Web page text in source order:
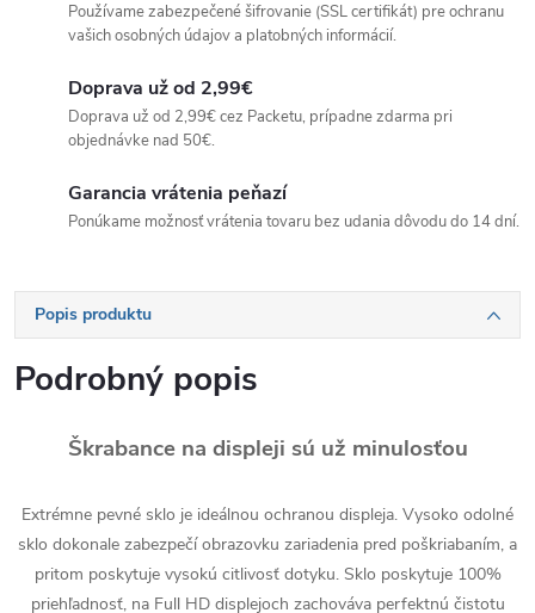
Používame zabezpečené šifrovanie (SSL certifikát) pre ochranu
vašich osobných údajov a platobných informácií.
Doprava už od 2,99€
Doprava už od 2,99€ cez Packetu, prípadne zdarma pri
objednávke nad 50€.
Garancia vrátenia peňazí
Ponúkame možnosť vrátenia tovaru bez udania dôvodu do 14 dní.
Popis produktu
Podrobný popis
Škrabance na displeji sú už minulosťou
Extrémne pevné sklo je ideálnou ochranou displeja. Vysoko odolné
sklo dokonale zabezpečí obrazovku zariadenia pred poškriabaním, a
pritom poskytuje vysokú citlivosť dotyku. Sklo poskytuje 100%
priehľadnosť, na Full HD displejoch zachováva perfektnú čistotu